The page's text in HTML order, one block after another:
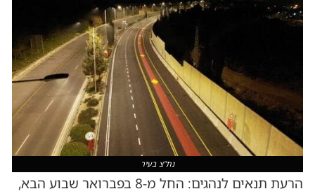
נת"צ בעיר
הרעת תנאים לנהגים: החל מ-8 בפברואר שבוע הבא,